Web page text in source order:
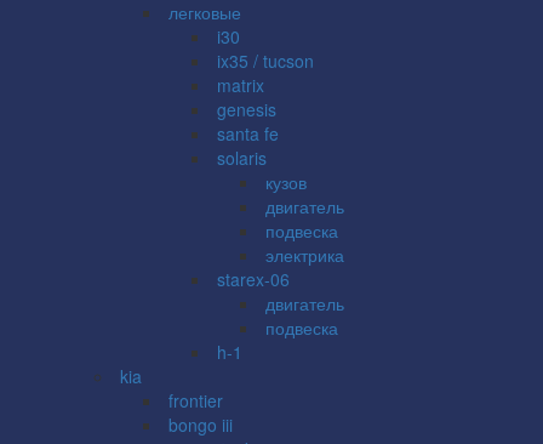
легковые
i30
ix35 / tucson
matrix
genesis
santa fe
solaris
кузов
двигатель
подвеска
электрика
starex-06
двигатель
подвеска
h-1
kia
frontier
bongo iii